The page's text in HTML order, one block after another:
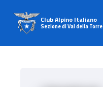
Club Alpino Italiano
Sezione di Val della Torre